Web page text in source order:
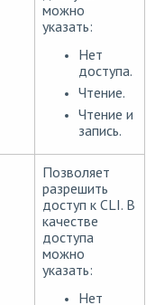
можно
указать:
Нет
доступа.
Чтение.
Чтение и
запись.
Позволяет
разрешить
доступ к CLI. В
качестве
доступа
можно
указать:
Нет